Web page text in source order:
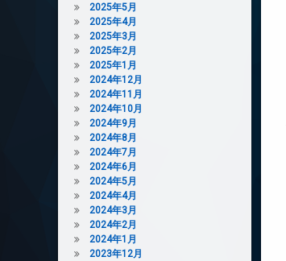
2025年5月
2025年4月
2025年3月
2025年2月
2025年1月
2024年12月
2024年11月
2024年10月
2024年9月
2024年8月
2024年7月
2024年6月
2024年5月
2024年4月
2024年3月
2024年2月
2024年1月
2023年12月